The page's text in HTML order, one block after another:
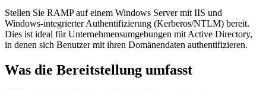
Stellen Sie RAMP auf einem Windows Server mit IIS und
Windows-integrierter Authentifizierung (Kerberos/NTLM) bereit.
Dies ist ideal für Unternehmensumgebungen mit Active Directory,
in denen sich Benutzer mit ihren Domänendaten authentifizieren.
Was die Bereitstellung umfasst